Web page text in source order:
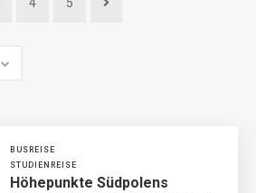
BUSREISE
STUDIENREISE
Höhepunkte Südpolens